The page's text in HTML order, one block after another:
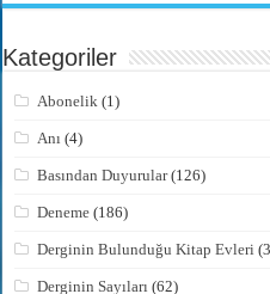
Kategoriler
Abonelik (1)
Anı (4)
Basından Duyurular(126)
Deneme (186)
Derginin Bulunduğu Kitap Evleri
Derginin Sayıları (62)